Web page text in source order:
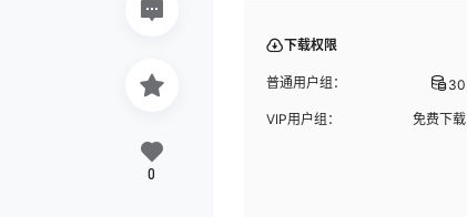
下载权限
普通用户组： 30
VIP用户组： 免费下载
0